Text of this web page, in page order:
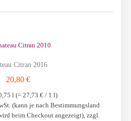
Citran 2016
20,80 €
l (= 27,73 € / 1 l)
(kann je nach Bestimmungsland
beim Checkout angezeigt), zzgl.